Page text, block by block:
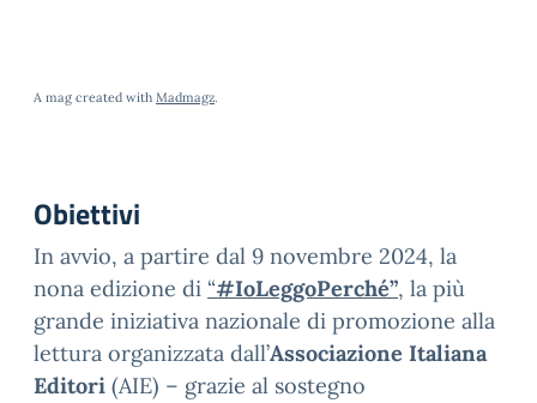
A mag created with Madmagz.
Obiettivi
In avvio, a partire dal 9 novembre 2024, la
nona edizione di “#IoLeggoPerché”, la più
grande iniziativa nazionale di promozione alla
lettura organizzata dall’Associazione Italiana
Editori (AIE) – grazie al sostegno